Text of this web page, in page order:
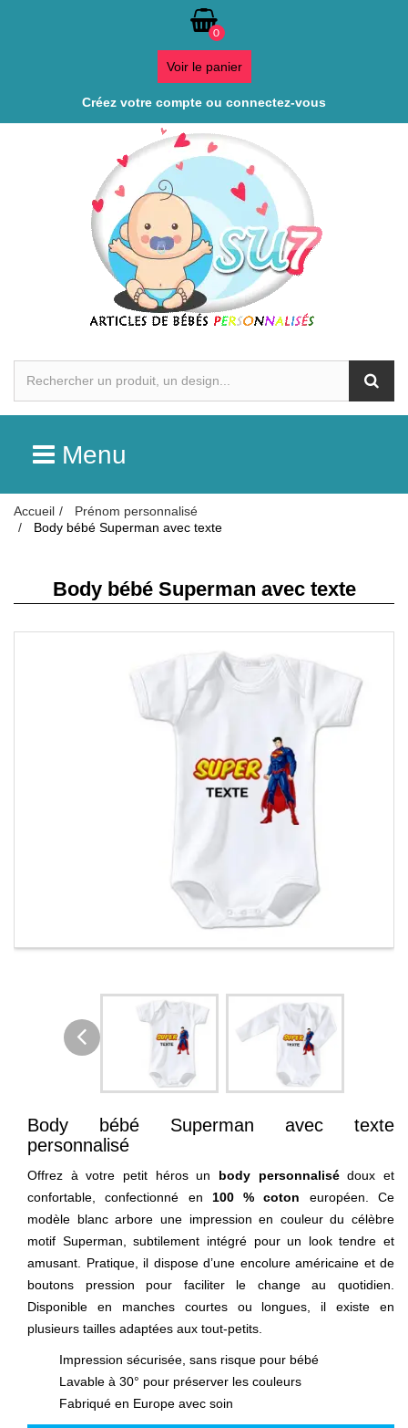
0
Voir le panier
Créez votre compte ou connectez-vous
Menu
Accueil
Prénom personnalisé
Body bébé Superman avec texte
Body bébé Superman avec texte
Body bébé Superman avec texte
personnalisé
Offrez à votre petit héros un body personnalisédoux et
confortable, confectionné en 100 % coton européen. Ce
modèle blanc arbore une impression en couleur du célèbre
motif Superman, subtilement intégré pour un look tendre et
amusant. Pratique, il dispose d’une encolure américaine et de
boutons pression pour faciliter le change au quotidien.
Disponible en manches courtes ou longues, il existe en
plusieurs tailles adaptées aux tout-petits.
Impression sécurisée, sans risque pour bébé
Lavable à 30° pour préserver les couleurs
Fabriqué en Europe avec soin